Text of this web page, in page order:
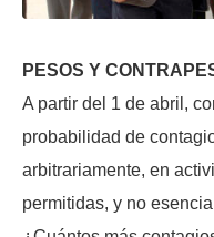
PESOS Y
A partir del 1 de abril,
probabilidad de
arbitrariamente, en
permitidas, y no